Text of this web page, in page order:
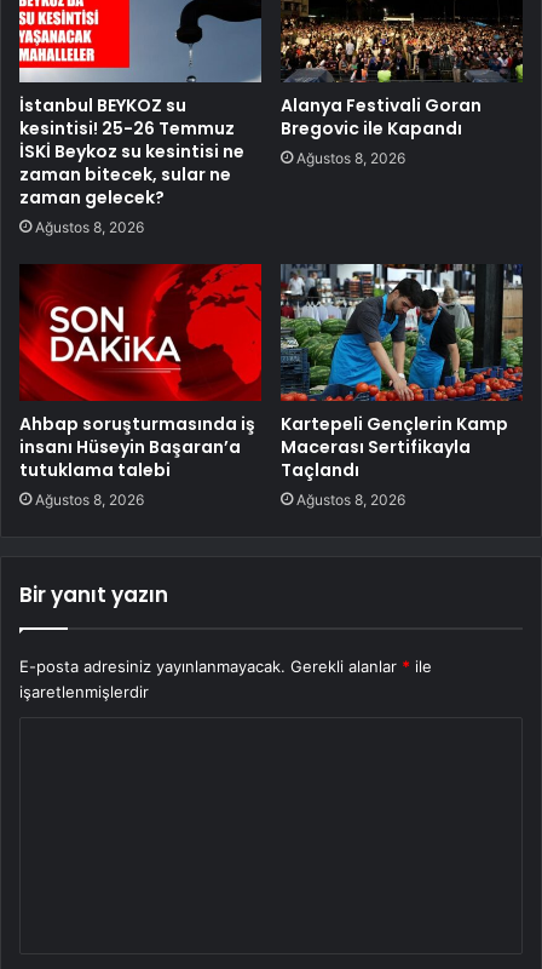
İstanbul BEYKOZ su
kesintisi! 25-26 Temmuz
İSKİ Beykoz su kesintisi ne
zaman bitecek, sular ne
zaman gelecek?
Ağustos 8, 2026
Alanya Festivali Goran
Bregovic ile Kapandı
Ağustos 8, 2026
Ahbap soruşturmasında iş
insanı Hüseyin Başaran’a
tutuklama talebi
Ağustos 8, 2026
Kartepeli Gençlerin Kamp
Macerası Sertifikayla
Taçlandı
Ağustos 8, 2026
Bir yanıt yazın
E-posta adresiniz yayınlanmayacak. Gerekli alanlar * ile
işaretlenmişlerdir